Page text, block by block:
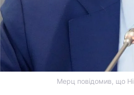
Мерц повідомив, що